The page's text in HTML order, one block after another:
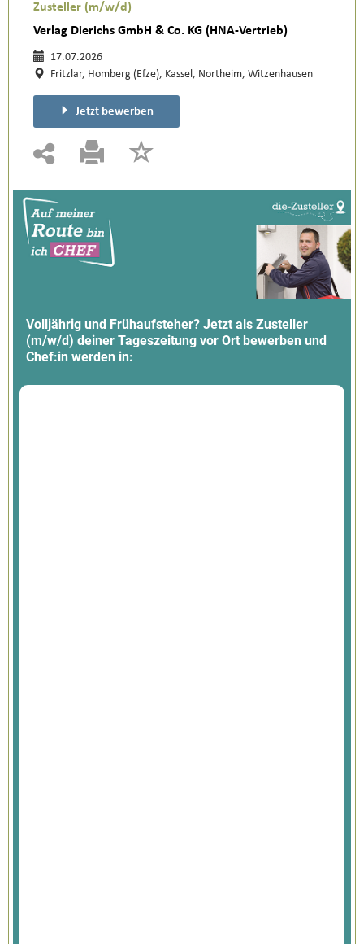
Zusteller (m/w/d)
Verlag Dierichs GmbH & Co. KG (HNA-Vertrieb)
17.07.2026
Fritzlar, Homberg (Efze), Kassel, Northeim, Witzenhausen
Jetzt bewerben